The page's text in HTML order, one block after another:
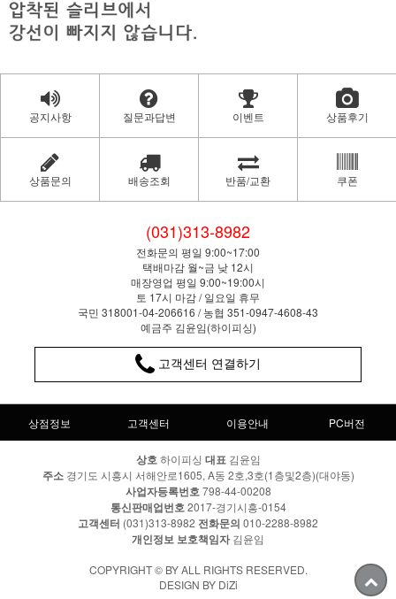
공지사항 질문과답변 이벤트 상품후기
상품문의 배송조회 반품/교환 쿠폰
(031)313-8982
전화문의 평일 9:00~17:00
택배마감 월~금 낮 12시
매장영업 평일 9:00~19:00시
토 17시 마감 / 일요일 휴무
국민 318001-04-206616 / 농협 351-0947-4608-43
예금주 김윤임(하이피싱)
고객센터 연결하기
상점정보 고객센터 이용안내 PC버전
상호 하이피싱 대표 김윤임
주소경기도 시흥시 서해안로1605, A동 2호,3호(1층및2층)(대야동)
사업자등록번호 798-44-00208
통신판매업번호 2017-경기시흥-0154
고객센터 (031)313-8982 전화문의 010-2288-8982
개인정보 보호책임자김윤임
COPYRIGHT © BY ALL RIGHTS RESERVED.
DESIGN BY DiZi